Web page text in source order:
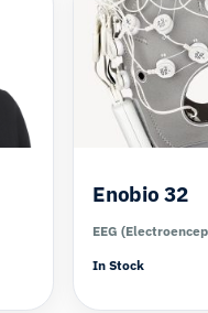
Enobio 32
EEG
In Stock